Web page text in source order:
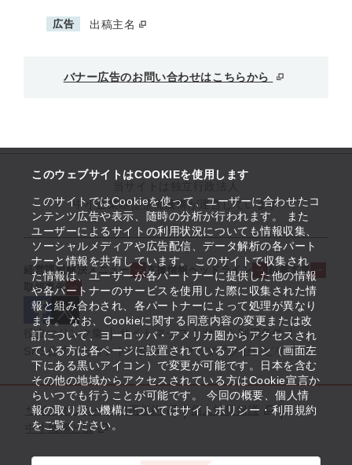
このウェブサイトはCOOKIEを使用します
このサイトではCookieを使って、ユーザーに合わせたコ
ンテンツ広告や表示、随時の分析が行われます。 また
ユーザーによるサイトの利用状況についても情報収集、
ソーシャルメディアや広告配信、データ解析の各パート
ナーと情報を共有しています。 このサイトで収集され
た情報は、ユーザーが各パートナーに提供した他の情報
や各パートナーのサービスを使用した際に収集された情
報と組み合わされ、各パートナーによって処理が異なり
ます。 なお、Cookieに関する同意内容の変更または改
訂について、ヨーロッパ・アメリカ圏からアクセスされ
ている方は各ページに設置されているアイコン（画面左
下にある黒いアイコン）で変更が可能です。日本を含む
その他の地域からアクセスされている方はCookie宣言か
らいつでも行うことが可能です。 今回の概要、個人情
報の取り扱い機構についてはサイトポリシー・利用規約
をご覧ください。
広告 出稿主名
バナー広告のお問い合わせはこちらから
中小企業基盤整備機構が運営しています
経営課題解決メニュー 支援情報ヘッドライン
起業支援
取組事例
役立つリンク集 サイトマップ
サイト利用条件
SNS公式アカウント一覧
ウェブアクセシビリティ
サイトポリシー・利用規約
個人情報保護
中小機構とは